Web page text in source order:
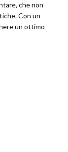
che non
Con un
un ottimo